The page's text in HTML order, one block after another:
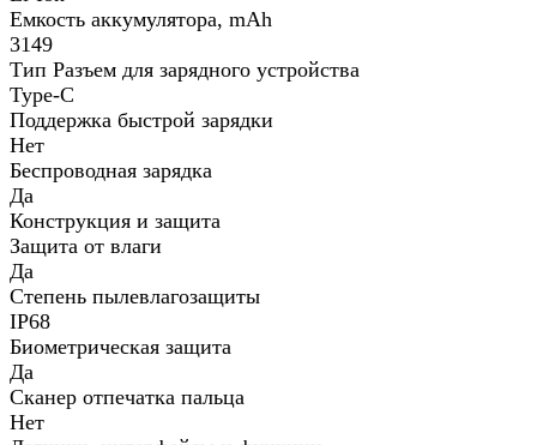
Емкость аккумулятора, mAh
3149
Тип Разъем для зарядного устройства
Type-C
Поддержка быстрой зарядки
Нет
Беспроводная зарядка
Да
Конструкция и защита
Защита от влаги
Да
Степень пылевлагозащиты
IP68
Биометрическая защита
Да
Сканер отпечатка пальца
Нет